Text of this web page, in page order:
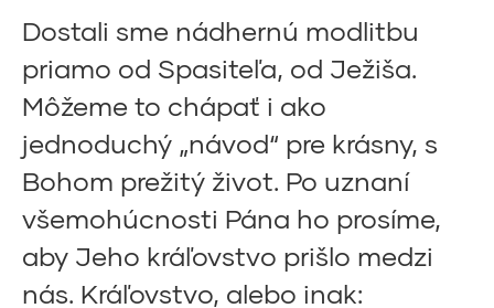
Dostali sme nádhernú modlitbu
priamo od Spasiteľa, od Ježiša.
Môžeme to chápať i ako
jednoduchý „návod“ pre krásny, s
Bohom prežitý život. Po uznaní
všemohúcnosti Pána ho prosíme,
aby Jeho kráľovstvo prišlo medzi
nás. Kráľovstvo, alebo inak: